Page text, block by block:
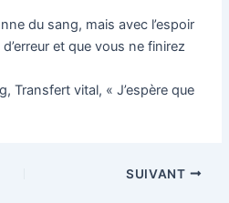
du sang, mais avec l’espoir
et que vous ne finirez
Transfert vital, « J’espère que
SUIVANT